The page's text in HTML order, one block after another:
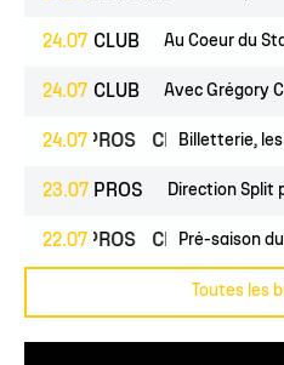
24.07 CLUB Au Coeur du
24.07 CLUB Avec Grégory
24.07PROS CLUBBilletterie,
23.07 PROS Direction Split
22.07PROS CLUBPré-saison
Toutes les